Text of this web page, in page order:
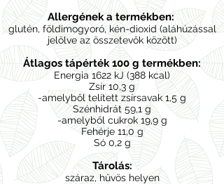
Allergének a termékben:
glutén, földimogyoró, kén-dioxid (aláhúzással
jelölve az összetevők között)
Átlagos tápérték 100 g termékben:
Energia 1622 kJ (388 kcal)
Zsír 10,3 g
-amelyből telített zsírsavak 1,5 g
Szénhidrát 59,1 g
-amelyből cukrok 19,9 g
Fehérje 11,0 g
Só 0,2 g
Tárolás:
száraz, hűvös helyen